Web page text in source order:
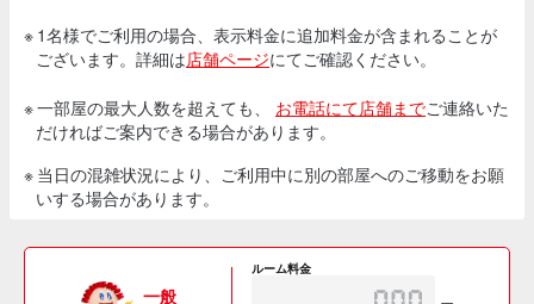
※ 1名様でご利用の場合、表示料金に追加料金が含まれることが
ございます。詳細は店舗ページにてご確認ください。
※ 一部屋の最大人数を超えても、 お電話にて店舗までご連絡いた
だければご案内できる場合があります。
※ 当日の混雑状況により、ご利用中に別の部屋へのご移動をお願
いする場合があります。
一般
ルーム料金